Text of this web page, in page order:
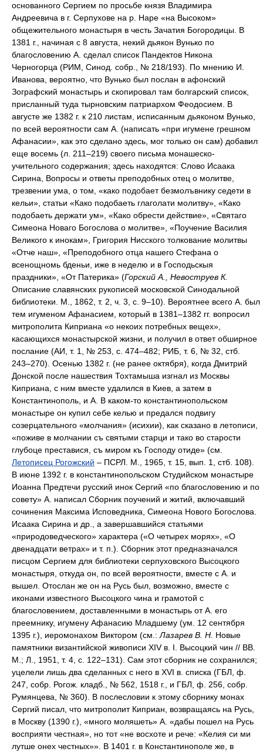
основанного Сергием по просьбе князя Владимира
Андреевича в г. Серпухове на р. Наре «на Высоком»
общежительного монастыря в честь Зачатия Богородицы. В
1381 г., начиная с 8 августа, некий дьякон Вунько по
благословению А. сделал список Пандектов Никона
Черногорца (РИМ, Синод. собр., № 218/193). По мнению И.
Иванова, вероятно, что Вунько был послан в афонский
Зографский монастырь и скопировал там болгарский список,
присланный туда тырновским патриархом Феодосием. В
августе же 1382 г. к 210 листам, исписанным дьяконом Вунько,
по всей вероятности сам А. (написать «при игумене грешном
Афанасии», как это сделано здесь, мог только он сам) добавил
еще восемь (л. 211–219) своего письма монашеско-
учительного содержания; здесь находятся: Слово Исаака
Сирина, Вопросы и ответы преподобных отец о молитве,
трезвении ума, о том, «како подобает безмолъвнику седети в
кельи», статьи «Како подобаеть глаголати молитву», «Како
подобаеть держати ум», «Како обрести действие», «Святаго
Симеона Новаго Богослова о молитве», «Поучение Василия
Великого к инокам», Григория Нисского толкование молитвы
«Отче наш», «Преподобного отца нашего Стефана о
всенощномь бденьи, иже в неделю и в Господьскыя
праздники», «От Патерика» (Горский А., Невоструев К.
Описание славянских рукописей московской Синодальной
библиотеки. М., 1862, т. 2, ч. 3, с. 9–10). Вероятнее всего А. был
тем игуменом Афанасием, который в 1381–1382 гг. вопросил
митрополита Киприана «о некоих потребных вещех»,
касающихся монастырской жизни, и получил в ответ обширное
послание (АИ, т. 1, № 253, с. 474–482; РИБ, т. 6, № 32, стб.
243–270). Осенью 1382 г. (не ранее октября), когда Дмитрий
Донской после нашествия Тохтамыша изгнал из Москвы
Киприана, с ним вместе удалился в Киев, а затем в
Константинополь, и А. В каком-то константинопольском
монастыре он купил себе келью и предался подвигу
созерцательного «молчания» (исихии), как сказано в летописи,
«поживе в молчании съ святыми старци и тако во старости
глубоце преставися, съ миром къ Господу отиде» (см.
Летописец Рогожский – ПСРЛ. М., 1965, т. 15, вып. 1, стб. 108).
В июне 1392 г. в константинопольском Студийском монастыре
Иоанна Предтечи русский инок Сергий «по благословению и по
совету» А. написал Сборник поучений и житий, включавший
сочинения Максима Исповедника, Симеона Нового Богослова.
Исаака Сирина и др., а завершавшийся статьями
«природоведческого» характера («О четырех морях», «О
двенадцати ветрах» и т. п.). Сборник этот предназначался
писцом Сергием для библиотеки серпуховского Высоцкого
монастыря, откуда он, по всей вероятности, вместе с А. и
вышел. Отослан же он на Русь был, возможно, вместе с
иконами известного Высоцкого чина и грамотой с
благословением, доставленными в монастырь от А. его
преемнику, игумену Афанасию Младшему (ум. 12 сентября
1395 г.), иеромонахом Виктором (см.: Лазарев В. Н. Новые
памятники византийской живописи XIV в. I. Высоцкий чин // ВВ.
М.; Л., 1951, т. 4, с. 122–131). Сам этот сборник не сохранился;
уцелели лишь два сделанных с него в XVI в. списка (ГБЛ, ф.
247, собр. Рогож. кладб., № 562, 1518 г., и ГБЛ, ф. 256, собр.
Румянцева, № 360). В послесловии к этому сборнику монах
Сергий писал, что митрополит Киприан, возвращаясь на Русь,
в Москву (1390 г.), «много моляшеть» А. «дабы пошел на Русь
восприяти честная», но тот «не восхоте и рече: «Келия си ми
лутше онех честных»». В 1401 г. в Константинополе же, в